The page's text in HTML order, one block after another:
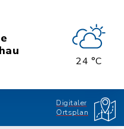
24 °C
Digitaler
Ortsplan